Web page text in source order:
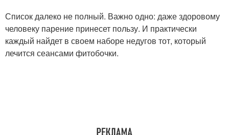
Список далеко не полный. Важно одно: даже здоровому
человеку парение принесет пользу. И практически
каждый найдет в своем наборе недугов тот, который
лечится сеансами фитобочки.